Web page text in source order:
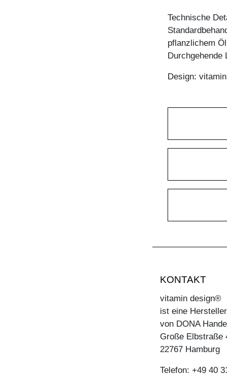
Technische
pflanzlichem
Durchgehende
Design:
KONTAKT
vitamin design®
ist eine
von DONA
Große Elbstraße
22767 Hamburg
Telefon: +49 40